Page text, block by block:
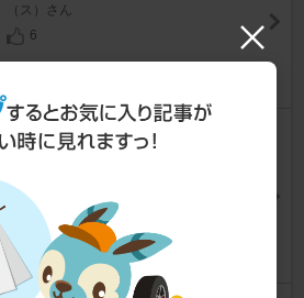
（ス）さん
6
ナビ ETC ドラレコ取り付け
K pon!さん
2